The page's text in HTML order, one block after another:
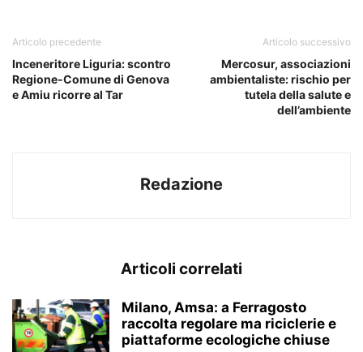
Articolo precedente
Inceneritore Liguria: scontro
Regione-Comune di Genova
e Amiu ricorre al Tar
Articolo successivo
Mercosur, associazioni
ambientaliste: rischio per
tutela della salute e
dell’ambiente
Redazione
Articoli correlati
Milano, Amsa: a Ferragosto
raccolta regolare ma riciclerie e
piattaforme ecologiche chiuse